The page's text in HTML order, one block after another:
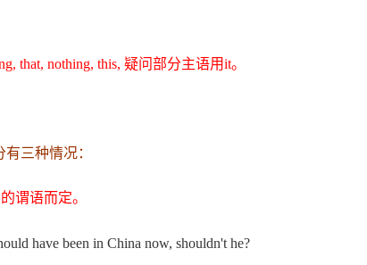
that, nothing, this, 疑问部分主语用it。
三种情况：
谓语而定。
have been in China now, shouldn't he?